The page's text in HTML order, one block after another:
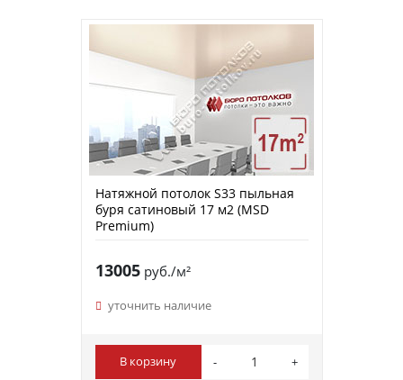
Натяжной потолок S33 пыльная
буря сатиновый 17 м2 (MSD
Premium)
13005руб./м²
уточнить наличие
В корзину